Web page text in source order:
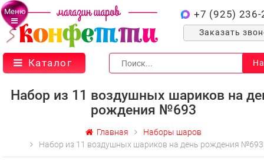
Меню +7 (925) 236-
Заказать
Каталог
Набор из 11 воздушных шариков на
рождения №693
Главная
Наборы шаров
Набор из 11 воздушных шариков на день рождения №693